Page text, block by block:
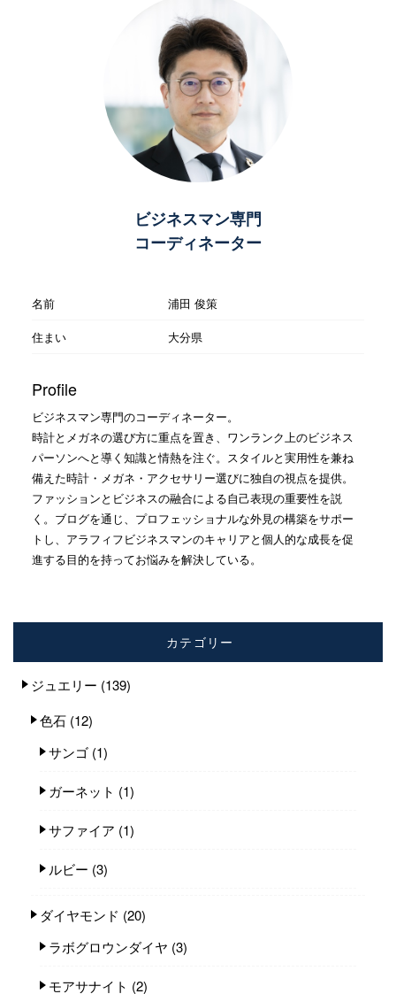
ビジネスマン専門
コーディネーター
名前
浦田 俊策
住まい
大分県
Profile
ビジネスマン専門のコーディネーター。
時計とメガネの選び方に重点を置き、ワンランク上のビジネス
パーソンへと導く知識と情熱を注ぐ。スタイルと実用性を兼ね
備えた時計・メガネ・アクセサリー選びに独自の視点を提供。
ファッションとビジネスの融合による自己表現の重要性を説
く。ブログを通じ、プロフェッショナルな外見の構築をサポー
トし、アラフィフビジネスマンのキャリアと個人的な成長を促
進する目的を持ってお悩みを解決している。
カテゴリー
ジュエリー (139)
色石 (12)
サンゴ (1)
ガーネット (1)
サファイア (1)
ルビー (3)
ダイヤモンド (20)
ラボグロウンダイヤ (3)
モアサナイト (2)